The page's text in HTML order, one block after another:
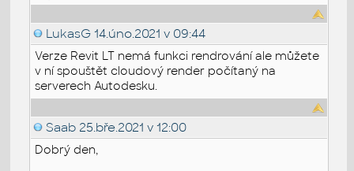
LukasG 14.úno.2021 v 09:44
Verze Revit LT nemá funkci rendrování ale můžete
v ní spouštět cloudový render počítaný na
serverech Autodesku.
Saab 25.bře.2021 v 12:00
Dobrý den,